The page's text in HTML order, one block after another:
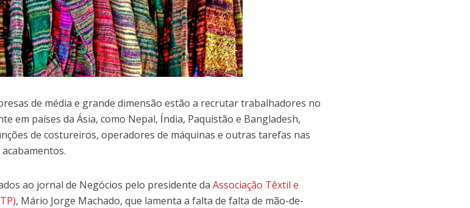
de média e grande dimensão estão a recrutar trabalhadores no
em países da Ásia, como Nepal, Índia, Paquistão e Bangladesh,
de costureiros, operadores de máquinas e outras tarefas nas
ao jornal de Negócios pelo presidente daAssociação Têxtil e
, Mário Jorge Machado, que lamenta a falta de falta de mão-de-